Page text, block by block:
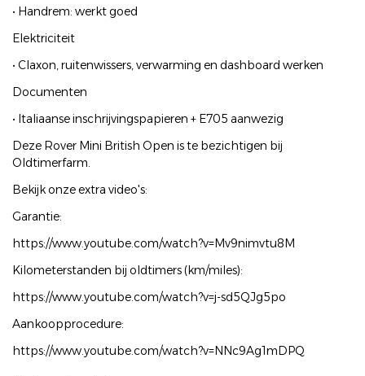
• Handrem: werkt goed
Elektriciteit
• Claxon, ruitenwissers, verwarming en dashboard werken
Documenten
• Italiaanse inschrijvingspapieren + E705 aanwezig
Deze Rover Mini British Open is te bezichtigen bij
Oldtimerfarm.
Bekijk onze extra video's:
Garantie:
https://www.youtube.com/watch?v=Mv9nimvtu8M
Kilometerstanden bij oldtimers (km/miles):
https://www.youtube.com/watch?v=j-sd5QJg5po
Aankoopprocedure:
https://www.youtube.com/watch?v=NNc9Ag1mDPQ